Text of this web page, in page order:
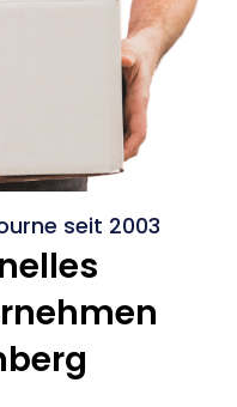
seit 2003